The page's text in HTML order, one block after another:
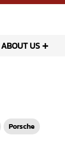
ABOUT US
Porsche